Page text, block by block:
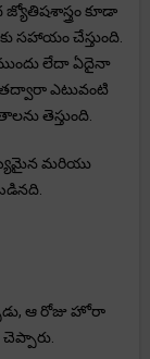
జ్యోతిషశాస్త్రం కూడా
సహాయం చేస్తుంది.
లేదా ఏదైనా
ఎటువంటి
తెస్తుంది.
మరియు
ఆ రోజు హోరా